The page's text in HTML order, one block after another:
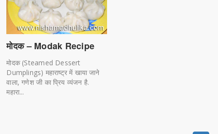
मोदक – Modak Recipe
मोदक (Steamed Dessert
Dumplings) महाराष्ट्र में खाया जाने
वाला, गणेश जी का प्रिय व्यंजन है.
महारा...